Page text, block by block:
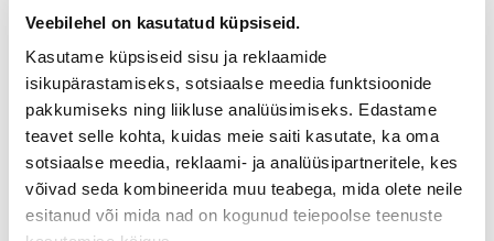
Veebilehel on kasutatud küpsiseid.
Kasutame küpsiseid sisu ja reklaamide
isikupärastamiseks, sotsiaalse meedia funktsioonide
pakkumiseks ning liikluse analüüsimiseks. Edastame
teavet selle kohta, kuidas meie saiti kasutate, ka oma
sotsiaalse meedia, reklaami- ja analüüsipartneritele, kes
võivad seda kombineerida muu teabega, mida olete neile
esitanud või mida nad on kogunud teiepoolse teenuste
Älä pähkäile enää asian kanssa yksin, vaan tule kuuntelemaan
asiantuntijoiden puheenvuoroja yrityksesi
omistajanvaihdosmahdollisuuksista.
Omistajanvaihdosiltapäivään ovat tervetulleita kaikki
omistajanvaihdosta tai muita yritysjärjestelyjä pohtivat
yrittäjät, tai vaikkapa yritysostoa suunnittelevat
yksityishenkilöt. Yrityksessä voi olla mietinnässä joko perheen
sisäinen sukupolvenvaihdos tai myynti työntekijöille tai
ulkopuoliselle taholle. Maksuttomissa klinikkatapaamisissa